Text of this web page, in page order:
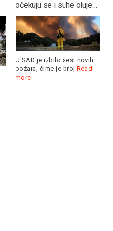
očekuju se i suhe oluje…
U SAD je izbilo šest novih
požara, čime je broj Read
more